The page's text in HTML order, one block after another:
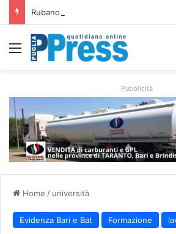
Menu
Pubblicità
Home / università
Evidenza Bari e Bat Formazione